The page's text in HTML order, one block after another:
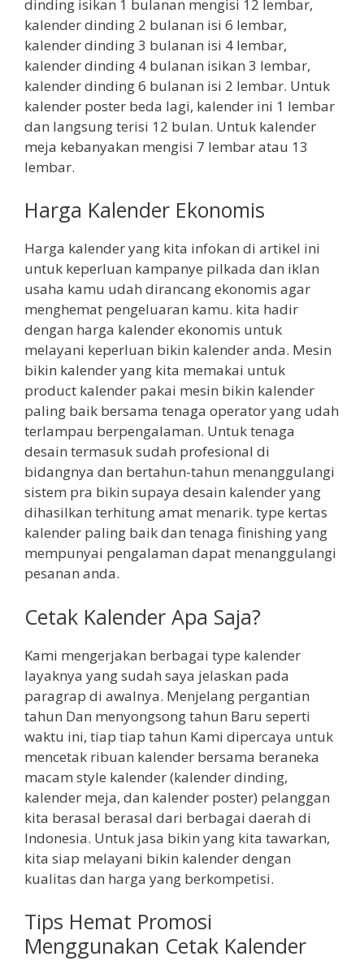
dinding isikan 1 bulanan mengisi 12 lembar,
kalender dinding 2 bulanan isi 6 lembar,
kalender dinding 3 bulanan isi 4 lembar,
kalender dinding 4 bulanan isikan 3 lembar,
kalender dinding 6 bulanan isi 2 lembar. Untuk
kalender poster beda lagi, kalender ini 1 lembar
dan langsung terisi 12 bulan. Untuk kalender
meja kebanyakan mengisi 7 lembar atau 13
lembar.
Harga Kalender Ekonomis
Harga kalender yang kita infokan di artikel ini
untuk keperluan kampanye pilkada dan iklan
usaha kamu udah dirancang ekonomis agar
menghemat pengeluaran kamu. kita hadir
dengan harga kalender ekonomis untuk
melayani keperluan bikin kalender anda. Mesin
bikin kalender yang kita memakai untuk
product kalender pakai mesin bikin kalender
paling baik bersama tenaga operator yang udah
terlampau berpengalaman. Untuk tenaga
desain termasuk sudah profesional di
bidangnya dan bertahun-tahun menanggulangi
sistem pra bikin supaya desain kalender yang
dihasilkan terhitung amat menarik. type kertas
kalender paling baik dan tenaga finishing yang
mempunyai pengalaman dapat menanggulangi
pesanan anda.
Cetak Kalender Apa Saja?
Kami mengerjakan berbagai type kalender
layaknya yang sudah saya jelaskan pada
paragrap di awalnya. Menjelang pergantian
tahun Dan menyongsong tahun Baru seperti
waktu ini, tiap tiap tahun Kami dipercaya untuk
mencetak ribuan kalender bersama beraneka
macam style kalender (kalender dinding,
kalender meja, dan kalender poster) pelanggan
kita berasal berasal dari berbagai daerah di
Indonesia. Untuk jasa bikin yang kita tawarkan,
kita siap melayani bikin kalender dengan
kualitas dan harga yang berkompetisi.
Tips Hemat Promosi
Menggunakan Cetak Kalender